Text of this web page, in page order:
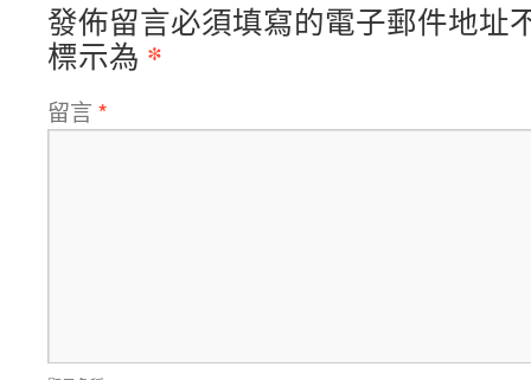
發佈留言必須填寫的電子郵件地址
標示為 *
留言 *